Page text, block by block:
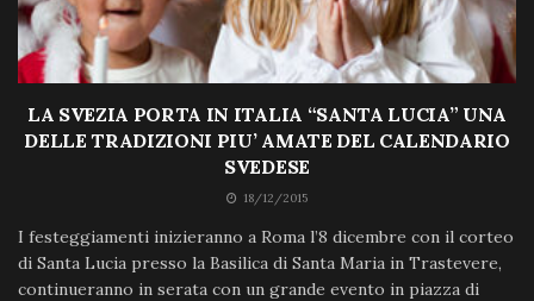
LA SVEZIA PORTA IN ITALIA “SANTA LUCIA” UNA
DELLE TRADIZIONI PIU’ AMATE DEL CALENDARIO
SVEDESE
18/12/2015
I festeggiamenti inizieranno a Roma l’8 dicembre con il corteo
di Santa Lucia presso la Basilica di Santa Maria in Trastevere,
continueranno in serata con un grande evento in piazza di